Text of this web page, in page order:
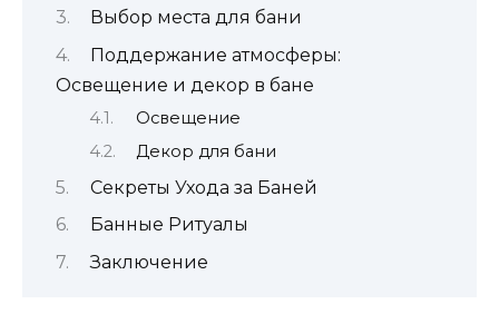
Выбор места для бани
Поддержание атмосферы:
Освещение и декор в бане
Освещение
Декор для бани
Секреты Ухода за Баней
Банные Ритуалы
Заключение